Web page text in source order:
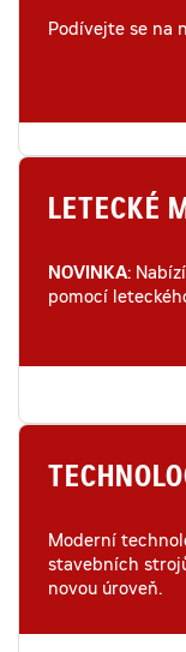
Podívejte se na
LETECKÉ
NOVINKA:
pomocí
Moderní
stavebních
novou úroveň.